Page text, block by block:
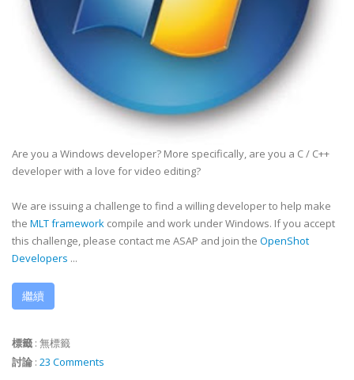
Are you a Windows developer? More specifically, are you a C / C++
developer with a love for video editing?
We are issuing a challenge to find a willing developer to help make
the MLT framework compile and work under Windows. If you accept
this challenge, please contact me ASAP and join the OpenShot
Developers ...
繼續
標籤 : 無標籤
討論 : 23 Comments